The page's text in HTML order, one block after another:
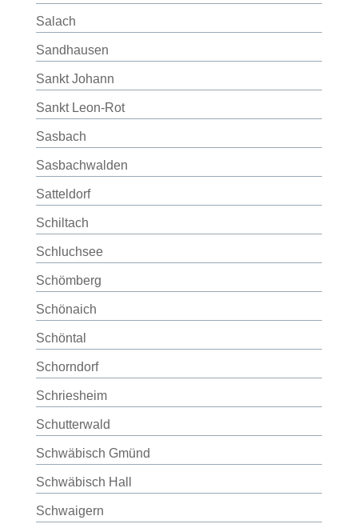
Salach
Sandhausen
Sankt Johann
Sankt Leon-Rot
Sasbach
Sasbachwalden
Satteldorf
Schiltach
Schluchsee
Schömberg
Schönaich
Schöntal
Schorndorf
Schriesheim
Schutterwald
Schwäbisch Gmünd
Schwäbisch Hall
Schwaigern